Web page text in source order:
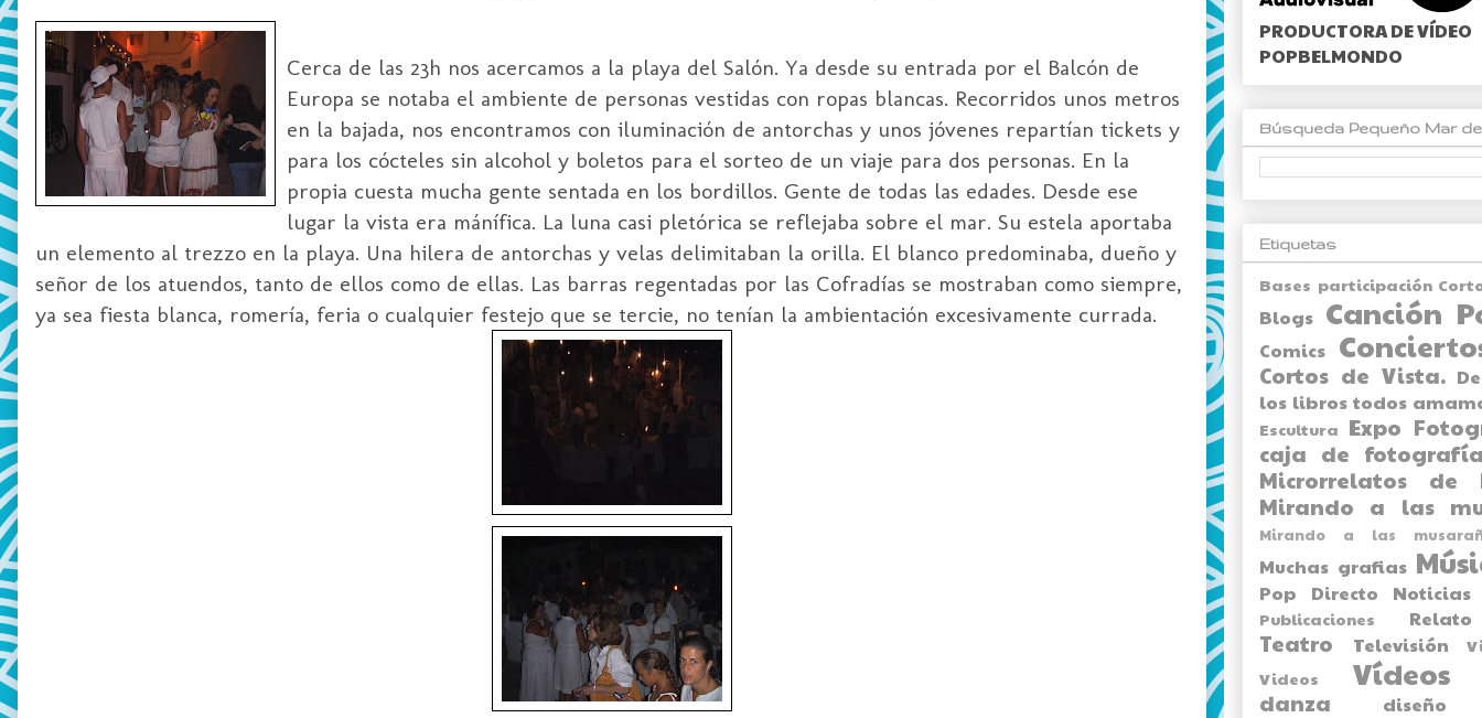
Cerca de las 23h nos acercamos a la playa del Salón. Ya desde su entrada por el Balcón de
Europa se notaba el ambiente de personas vestidas con ropas blancas. Recorridos unos metros
en la bajada, nos encontramos con iluminación de antorchas y unos jóvenes repartían tickets y
para los cócteles sin alcohol y boletos para el sorteo de un viaje para dos personas. En la
propia cuesta mucha gente sentada en los bordillos. Gente de todas las edades. Desde ese
lugar la vista era mánífica. La luna casi pletórica se reflejaba sobre el mar. Su estela aportaba
un elemento al trezzo en la playa. Una hilera de antorchas y velas delimitaban la orilla. El blanco predominaba, dueño y
señor de los atuendos, tanto de ellos como de ellas. Las barras regentadas por las Cofradías se mostraban como siempre,
ya sea fiesta blanca, romería, feria o cualquier festejo que se tercie, no tenían la ambientación excesivamente currada.
PRODUCTORA DE VÍDEO
POPBELMONDO
Búsqueda Pequeño Mar
Etiquetas
Bases participación
Blogs Canción
Comics
Cortos de Vista.
los libros todos
Escultura Expo
caja de
Microrrelatos de
Mirando a las
Mirando a las
Muchas grafias
Pop Directo Noticias
Publicaciones Relato
Teatro Televisión
Videos
Vídeos
danza diseño